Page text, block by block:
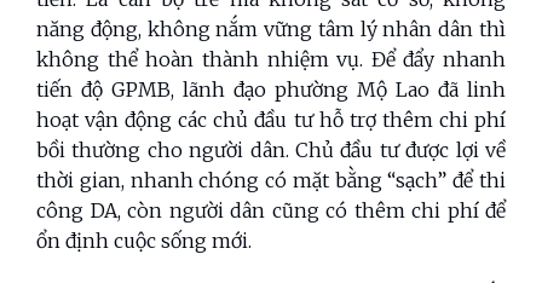
năng động, không nắm vững tâm lý nhân dân thì
không thể hoàn thành nhiệm vụ. Để đẩy nhanh
tiến độ GPMB, lãnh đạo phường Mộ Lao đã linh
hoạt vận động các chủ đầu tư hỗ trợ thêm chi phí
bồi thường cho người dân. Chủ đầu tư được lợi về
thời gian, nhanh chóng có mặt bằng “sạch” để thi
công DA, còn người dân cũng có thêm chi phí để
ổn định cuộc sống mới.